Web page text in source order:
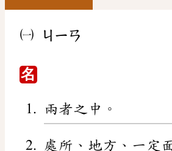
㈠ ㄐㄧㄢ
名
兩者之中。
處所、地方、一定